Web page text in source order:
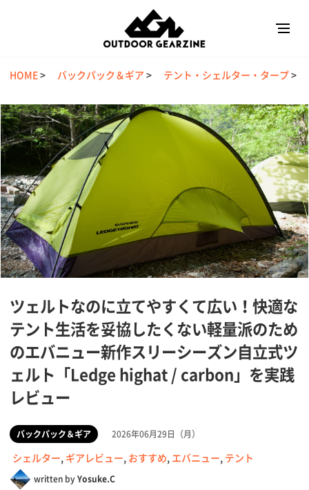
HOME> バックパック＆ギア > テント・シェルター・タープ>
ツェルトなのに立てやすくて広い！快適な
テント生活を妥協したくない軽量派のため
のエバニュー新作スリーシーズン自立式ツ
ェルト「Ledge highat / carbon」を実践
レビュー
バックパック＆ギア 2026年06月29日（月）
シェルター, ギアレビュー, おすすめ, エバニュー, テント
written byYosuke.C